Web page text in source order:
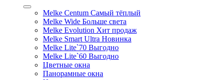
Melke Centum Самый тёплый
Melke Wide Больше света
Melke Evolution Хит продаж
Melke Smart Ultra Новинка
Melke Lite`70 Выгодно
Melke Lite`60 Выгодно
Цветные окна
Панорамные окна